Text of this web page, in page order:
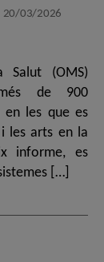
20/03/2026
Salut (OMS)
de 900
les que es
les arts en la
informe, es
[…]